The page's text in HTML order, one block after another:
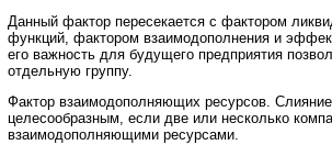
Данный фактор пересекается с фактором
функций, фактором взаимодополнения и
его важность для будущего предприятия
отдельную группу.
Фактор взаимодополняющих ресурсов.
целесообразным, если две или несколько
взаимодополняющими ресурсами.